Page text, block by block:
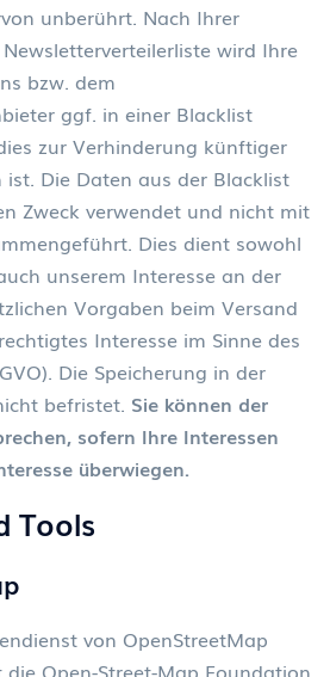
unberührt. Nach Ihrer
wird Ihre
bzw. dem
ggf. in einer Blacklist
zur Verhinderung künftiger
Die Daten aus der Blacklist
Zweck verwendet und nicht mit
Dies dient sowohl
unserem Interesse an der
Vorgaben beim Versand
Interesse im Sinne des
Die Speicherung in der
befristet. Sie können der
sofern Ihre Interessen
überwiegen.
Tools
von OpenStreetMap
die Open-Street-Map Foundation